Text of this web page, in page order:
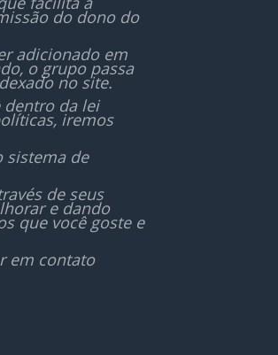
que nossos
seu pet, pergunte,
do dono do
adicionado em
o grupo passa
no site.
dentro da lei
iremos
sistema de
de seus
e dando
que você goste e
em contato